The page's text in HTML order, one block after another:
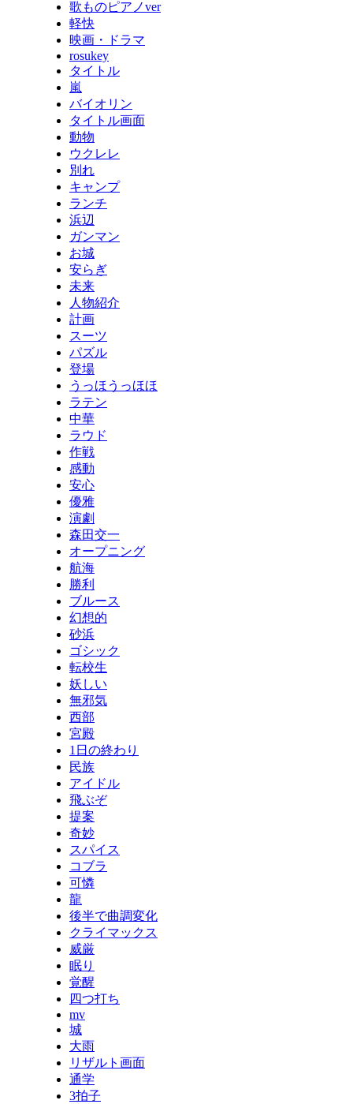
歌ものピアノver
軽快
映画・ドラマ
rosukey
タイトル
嵐
バイオリン
タイトル画面
動物
ウクレレ
別れ
キャンプ
ランチ
浜辺
ガンマン
お城
安らぎ
未来
人物紹介
計画
スーツ
パズル
登場
うっほうっほほ
ラテン
中華
ラウド
作戦
感動
安心
優雅
演劇
森田交一
オープニング
航海
勝利
ブルース
幻想的
砂浜
ゴシック
転校生
妖しい
無邪気
西部
宮殿
1日の終わり
民族
アイドル
飛ぶぞ
提案
奇妙
スパイス
コブラ
可憐
龍
後半で曲調変化
クライマックス
威厳
眠り
覚醒
四つ打ち
mv
城
大雨
リザルト画面
通学
3拍子